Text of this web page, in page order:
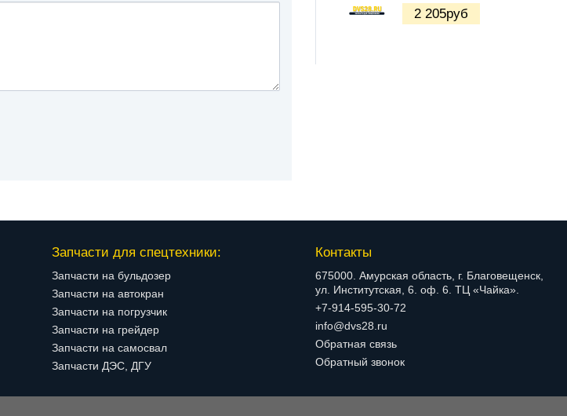
2 205руб
Запчасти для спецтехники:
Запчасти на бульдозер
Запчасти на автокран
Запчасти на погрузчик
Запчасти на грейдер
Запчасти на самосвал
Запчасти ДЭС, ДГУ
Контакты
675000. Амурская область, г. Благовещенск,
ул. Институтская, 6. оф. 6. ТЦ «Чайка».
+7-914-595-30-72
info@dvs28.ru
Обратная связь
Обратный звонок